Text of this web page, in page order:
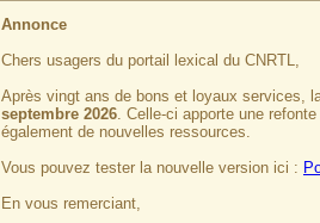
Annonce
Chers usagers du portail lexical du CNRTL,
Après vingt ans de bons et loyaux services,
septembre 2026. Celle-ci apporte une
également de nouvelles ressources.
Vous pouvez tester la nouvelle version ici :
En vous remerciant,